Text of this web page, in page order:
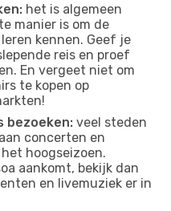
het is algemeen
manier is om de
kennen. Geef je
reis en proef
En vergeet niet om
te kopen op
bezoeken: veel steden
concerten en
hoogseizoen.
aankomt, bekijk dan
en livemuziek er in